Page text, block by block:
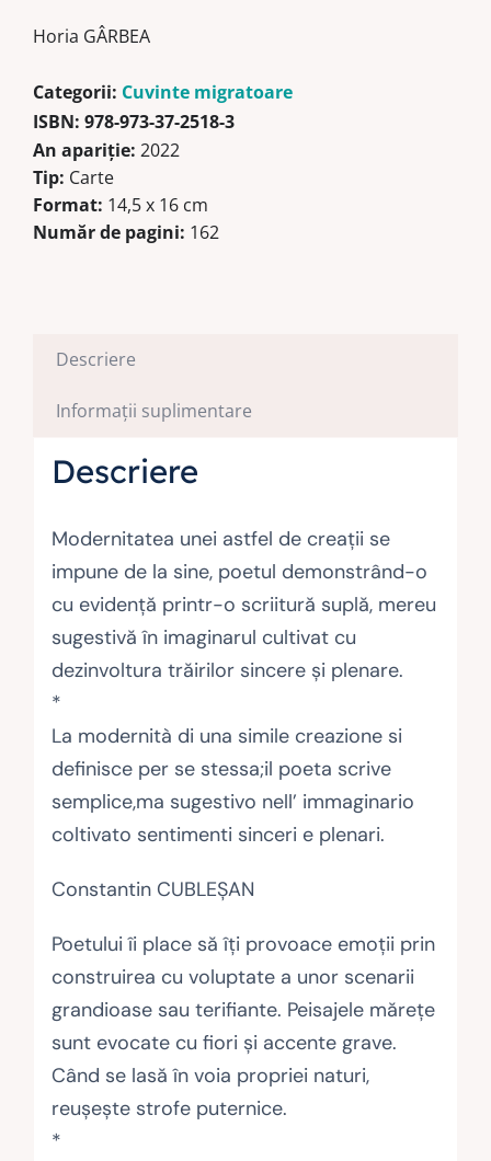
Horia GÂRBEA
Categorii: Cuvinte migratoare
ISBN: 978-973-37-2518-3
An apariţie: 2022
Tip: Carte
Format: 14,5 x 16 cm
Număr de pagini: 162
Descriere
Informații suplimentare
Descriere
Modernitatea unei astfel de creații se
impune de la sine, poetul demonstrând-o
cu evidență printr-o scriitură suplă, mereu
sugestivă în imaginarul cultivat cu
dezinvoltura trăirilor sincere și plenare.
*
La modernità di una simile creazione si
definisce per se stessa;il poeta scrive
semplice,ma sugestivo nell’ immaginario
coltivato sentimenti sinceri e plenari.
Constantin CUBLEȘAN
Poetului îi place să îți provoace emoții prin
construirea cu voluptate a unor scenarii
grandioase sau terifiante. Peisajele mărețe
sunt evocate cu fiori și accente grave.
Când se lasă în voia propriei naturi,
reușește strofe puternice.
*